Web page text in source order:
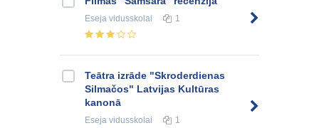
Eseja vidusskolai 1
Teātra izrāde "Skroderdienas
Silmačos" Latvijas Kultūras
kanonā
Eseja vidusskolai 1